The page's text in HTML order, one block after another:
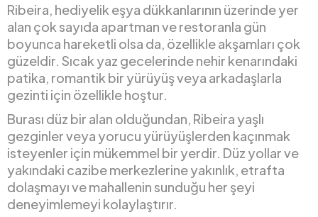
Ribeira, hediyelik eşya dükkanlarının üzerinde yer
alan çok sayıda apartman ve restoranla gün
boyunca hareketli olsa da, özellikle akşamları çok
güzeldir. Sıcak yaz gecelerinde nehir kenarındaki
patika, romantik bir yürüyüş veya arkadaşlarla
gezinti için özellikle hoştur.
Burası düz bir alan olduğundan, Ribeira yaşlı
gezginler veya yorucu yürüyüşlerden kaçınmak
isteyenler için mükemmel bir yerdir. Düz yollar ve
yakındaki cazibe merkezlerine yakınlık, etrafta
dolaşmayı ve mahallenin sunduğu her şeyi
deneyimlemeyi kolaylaştırır.